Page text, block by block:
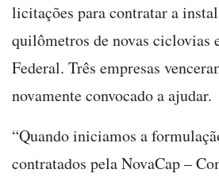
licitações para contratar a
quilômetros de novas ciclovias
Federal. Três empresas
novamente convocado a ajudar.
“Quando iniciamos a
contratados pela NovaCap –